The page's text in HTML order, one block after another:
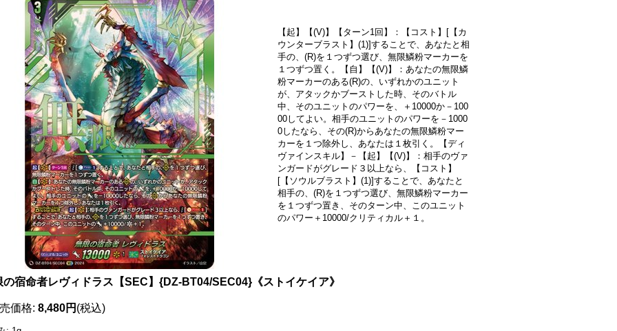
【起】【(V)】【ターン1回】：【コスト】[【カ
ウンターブラスト】(1)]することで、あなたと相
手の、(R)を１つずつ選び、無限鱗粉マーカーを
１つずつ置く。【自】【(V)】：あなたの無限鱗
粉マーカーのある(R)の、いずれかのユニット
が、アタックかブーストした時、そのバトル
中、そのユニットのパワーを、＋10000か－100
00してよい。相手のユニットのパワーを－1000
0したなら、その(R)からあなたの無限鱗粉マー
カーを１つ除外し、あなたは１枚引く。【ディ
ヴァインスキル】－【起】【(V)】：相手のヴァ
ンガードがグレード３以上なら、【コスト】
[【ソウルブラスト】(1)]することで、あなたと
相手の、(R)を１つずつ選び、無限鱗粉マーカー
を１つずつ置き、そのターン中、このユニット
のパワー＋10000/クリティカル＋１。
の宿命者レヴィドラス【SEC】{DZ-BT04/SEC04}《ストイケイア》
価格: 8,480円 (税込)